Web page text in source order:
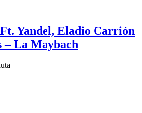
Yandel, Eladio Carrión
– La Maybach